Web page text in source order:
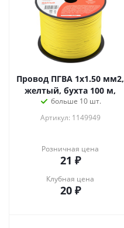
Провод ПГВА 1х1.50 мм2,
желтый, бухта 100 м,
больше 10 шт.
Артикул: 1149949
Розничная цена
21 ₽
Клубная цена
20₽